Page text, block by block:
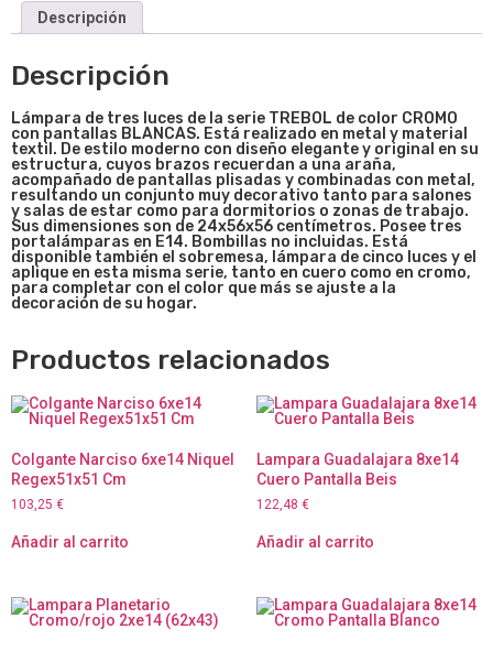
Descripción
Descripción
Lámpara de tres luces de la serie TREBOL de color CROMO
con pantallas BLANCAS. Está realizado en metal y material
textil. De estilo moderno con diseño elegante y original en su
estructura, cuyos brazos recuerdan a una araña,
acompañado de pantallas plisadas y combinadas con metal,
resultando un conjunto muy decorativo tanto para salones
y salas de estar como para dormitorios o zonas de trabajo.
Sus dimensiones son de 24x56x56 centímetros. Posee tres
portalámparas en E14. Bombillas no incluidas. Está
disponible también el sobremesa, lámpara de cinco luces y el
aplique en esta misma serie, tanto en cuero como en cromo,
para completar con el color que más se ajuste a la
decoración de su hogar.
Productos relacionados
Colgante Narciso 6xe14 Niquel
Regex51x51 Cm
103,25 €
Añadir al carrito
Lampara Guadalajara 8xe14
Cuero Pantalla Beis
122,48 €
Añadir al carrito